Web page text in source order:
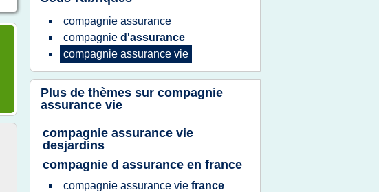
compagnie assurance
compagnie d'assurance
compagnie assurance vie
Plus de thèmes sur compagnie
assurance vie
compagnie assurance vie
desjardins
compagnie d assurance en france
compagnie assurance vie france